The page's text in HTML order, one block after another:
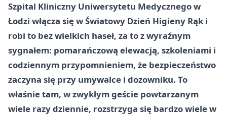
Szpital Kliniczny Uniwersytetu Medycznego w
Łodzi włącza się w Światowy Dzień Higieny Rąk i
robi to bez wielkich haseł, za to z wyraźnym
sygnałem: pomarańczową elewacją, szkoleniami i
codziennym przypomnieniem, że bezpieczeństwo
zaczyna się przy umywalce i dozowniku. To
właśnie tam, w zwykłym geście powtarzanym
wiele razy dziennie, rozstrzyga się bardzo wiele w